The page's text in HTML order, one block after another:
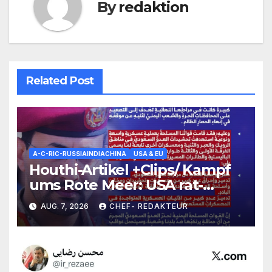
Byredaktion
Related Post
A-C-RIC-RUSSIAINDIACHINA USA & EU
Houthi-Artikel +Clips/ Kampf
ums Rote Meer: USA rat-
+hilflos, Houthis mit Struktur-
Angriffen gegen überfordert-
hilflose Saudis
AUG. 7, 2026 CHEF- REDAKTEUR